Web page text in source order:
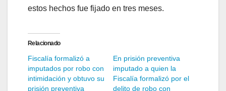
estos hechos fue fijado en tres meses.
Relacionado
Fiscalía formalizó a
imputados por robo con
intimidación y obtuvo su
prisión preventiva
En prisión preventiva
imputado a quien la
Fiscalía formalizó por el
delito de robo con